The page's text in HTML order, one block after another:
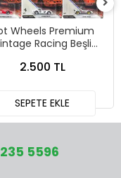
Wheels Premium
Racing Beşli
2.500 TL
SEPETE EKLE
5596